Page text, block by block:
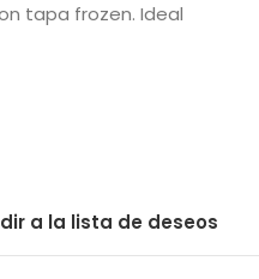
tapa frozen. Ideal
a la lista de deseos